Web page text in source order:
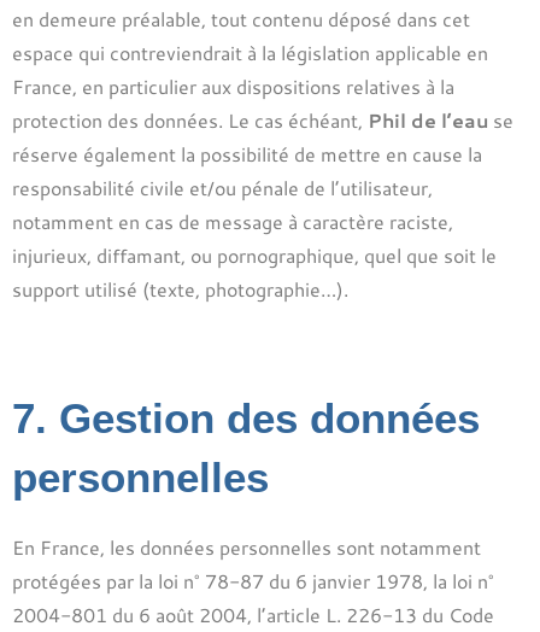
en demeure préalable, tout contenu déposé dans cet
espace qui contreviendrait à la législation applicable en
France, en particulier aux dispositions relatives à la
protection des données. Le cas échéant, Phil de l’eau se
réserve également la possibilité de mettre en cause la
responsabilité civile et/ou pénale de l’utilisateur,
notamment en cas de message à caractère raciste,
injurieux, diffamant, ou pornographique, quel que soit le
support utilisé (texte, photographie…).
​7. Gestion des données
personnelles
En France, les données personnelles sont notamment
protégées par la loi n° 78-87 du 6 janvier 1978, la loi n°
2004-801 du 6 août 2004, l’article L. 226-13 du Code